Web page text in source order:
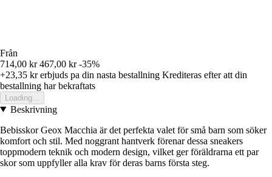
Från
714,00 kr 467,00 kr -35%
+23,35 krerbjuds pa din nasta bestallning Krediteras efter att din
bestallning har bekraftats
Loading...
Beskrivning
Bebisskor Geox Macchia är det perfekta valet för små barn som söker
komfort och stil. Med noggrant hantverk förenar dessa sneakers
toppmodern teknik och modern design, vilket ger föräldrarna ett par
skor som uppfyller alla krav för deras barns första steg.